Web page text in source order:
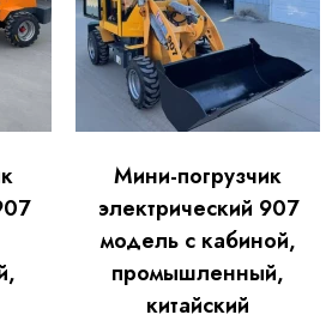
Мини-погрузчик
электрический 907
модель с кабиной,
промышленный,
китайский